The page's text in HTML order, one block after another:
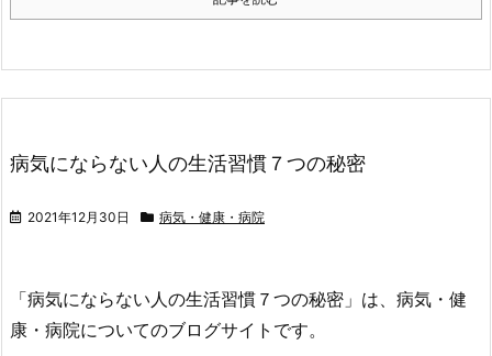
病気にならない人の生活習慣７つの秘密
2021年12月30日 病気・健康・病院
「病気にならない人の生活習慣７つの秘密」は、病気・健
康・病院についてのブログサイトです。